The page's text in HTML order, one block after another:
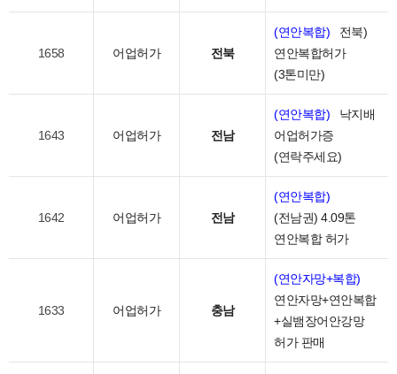
1658 어업허가 전북
(연안복합)
전북)
연안복합허가
(3톤미만)
1643 어업허가 전남
(연안복합)
낙지배
어업허가증
(연락주세요)
1642 어업허가 전남
(연안복합)
(전남권) 4.09톤
연안복합 허가
1633 어업허가 충남
(연안자망+복합)
연안자망+연안복합
+실뱀장어안강망
허가 판매